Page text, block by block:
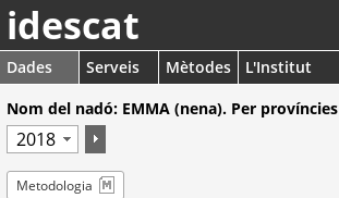
idescat
Dades Serveis Mètodes
L'Institut
Nom del nadó: EMMA (nena). Per províncies
Metodologia